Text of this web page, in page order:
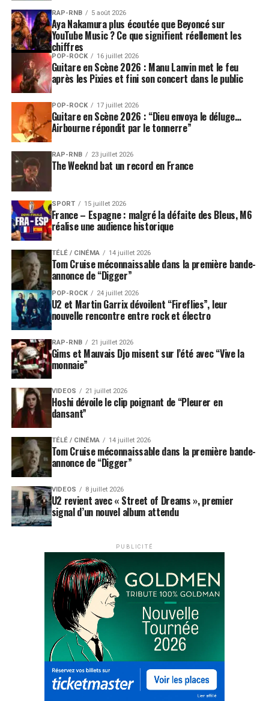
RAP-RNB 5 août 2026
Aya Nakamura plus écoutée que Beyoncé sur
YouTube Music ? Ce que signifient réellement les
chiffres
POP-ROCK 16 juillet 2026
Guitare en Scène 2026 : Manu Lanvin met le feu
après les Pixies et fini son concert dans le public
POP-ROCK 17 juillet 2026
Guitare en Scène 2026 : “Dieu envoya le déluge…
Airbourne répondit par le tonnerre”
RAP-RNB 23 juillet 2026
The Weeknd bat un record en France
SPORT 15 juillet 2026
France – Espagne : malgré la défaite des Bleus, M6
réalise une audience historique
TÉLÉ / CINÉMA 14 juillet 2026
Tom Cruise méconnaissable dans la première bande-
annonce de “Digger”
POP-ROCK 24 juillet 2026
U2 et Martin Garrix dévoilent “Fireflies”, leur
nouvelle rencontre entre rock et électro
RAP-RNB 21 juillet 2026
Gims et Mauvais Djo misent sur l’été avec “Vive la
monnaie”
VIDEOS 21 juillet 2026
Hoshi dévoile le clip poignant de “Pleurer en
dansant”
TÉLÉ / CINÉMA 14 juillet 2026
Tom Cruise méconnaissable dans la première bande-
annonce de “Digger”
VIDEOS 8 juillet 2026
U2 revient avec « Street of Dreams », premier
signal d’un nouvel album attendu
PUBLICITÉ